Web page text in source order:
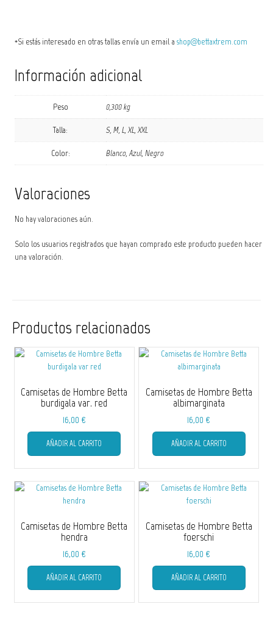
*Si estás interesado en otras tallas envía un email ashop@bettaxtrem.com
Información adicional
Peso 0,300 kg
Talla: S, M, L, XL, XXL
Color: Blanco, Azul, Negro
Valoraciones
No hay valoraciones aún.
Solo los usuarios registrados que hayan comprado este producto pueden hacer
una valoración.
Productos relacionados
Camisetas de Hombre Betta
burdigala var. red
16,00 €
AÑADIR AL CARRITO
Este
múltiples
variantes.
se
página
Camisetas de Hombre Betta
albimarginata
16,00 €
AÑADIR AL CARRITO
Este
tiene
múltiples
se
página
Camisetas de Hombre Betta
hendra
16,00 €
AÑADIR AL CARRITO
Este
múltiples
Camisetas de Hombre Betta
foerschi
16,00 €
AÑADIR AL CARRITO
Este
tiene
múltiples